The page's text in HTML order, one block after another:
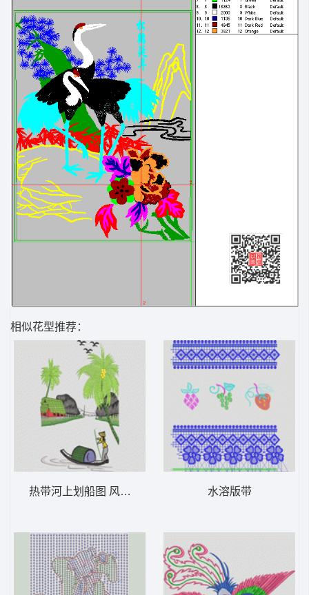
相似花型推荐：
热带河上划船图 风景_船 工艺版精品图水溶版带